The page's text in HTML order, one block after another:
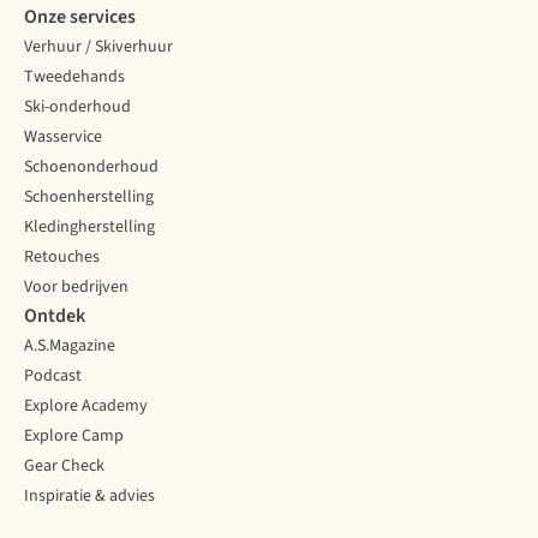
Onze services
Verhuur / Skiverhuur
Tweedehands
Ski-onderhoud
Wasservice
Schoenonderhoud
Schoenherstelling
Kledingherstelling
Retouches
Voor bedrijven
Ontdek
A.S.Magazine
Podcast
Explore Academy
Explore Camp
Gear Check
Inspiratie & advies